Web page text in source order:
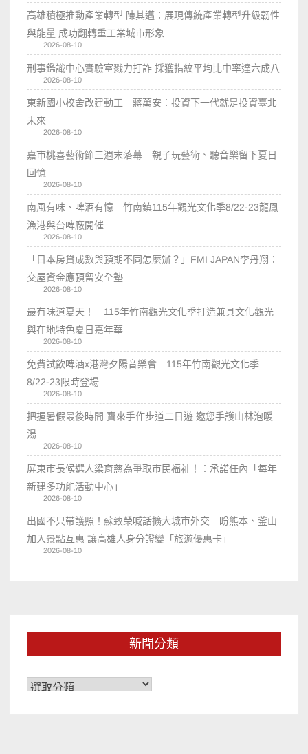
高雄積極推動產業轉型 陳其邁：展現傳統產業轉型升級韌性
與能量 成功翻轉重工業城市形象
2026-08-10
刑事鑑識中心實驗室戮力打詐 採獲指紋平均比中率達六成八
2026-08-10
東新國小校舍改建動工 蔣萬安：投資下一代就是投資臺北
未來
2026-08-10
嘉市桃喜藝術節三週末落幕 親子玩藝術、聽音樂留下夏日
回憶
2026-08-10
南風有味、啤酒有憶 竹南鎮115年觀光文化季8/22-23龍鳳
漁港與台啤廠開催
2026-08-10
「日本房貸成數與預期不同怎麼辦？」FMI JAPAN李丹翔：
交屋資金應預留安全墊
2026-08-10
最有味道夏天！ 115年竹南觀光文化季打造兼具文化觀光
與在地特色夏日嘉年華
2026-08-10
免費試飲啤酒x港灣夕陽音樂會 115年竹南觀光文化季
8/22-23限時登場
2026-08-10
把握暑假最後時間 寶來手作步道二日遊 邀您手護山林泡暖
湯
2026-08-10
屏東市長候選人梁育慈為爭取市民福祉！：承諾任內「每年
新建多功能活動中心」
2026-08-10
出國不只帶護照！蘇致榮喊話擴大城市外交 盼熊本、釜山
加入景點互惠 讓高雄人身分證變「旅遊優惠卡」
2026-08-10
新聞分類
新